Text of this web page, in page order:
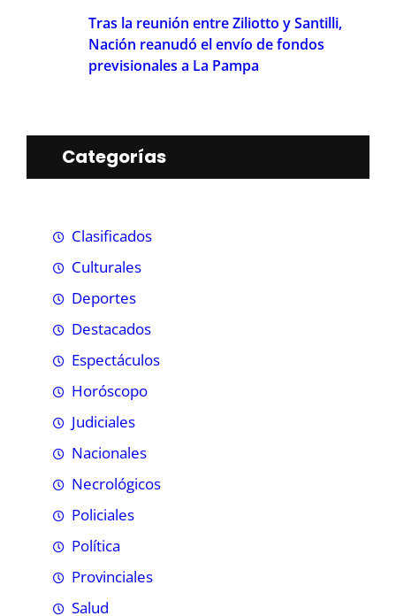
Tras la reunión entre Ziliotto y Santilli,
Nación reanudó el envío de fondos
previsionales a La Pampa
Categorías
Clasificados
Culturales
Deportes
Destacados
Espectáculos
Horóscopo
Judiciales
Nacionales
Necrológicos
Policiales
Política
Provinciales
Salud